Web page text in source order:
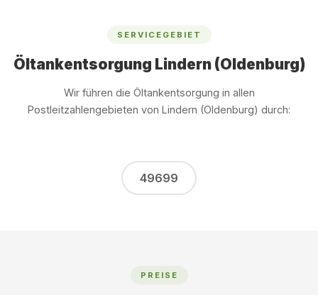
SERVICEGEBIET
Öltankentsorgung Lindern (Oldenburg)
Wir führen die Öltankentsorgung in allen
Postleitzahlengebieten von Lindern (Oldenburg) durch:
49699
PREISE